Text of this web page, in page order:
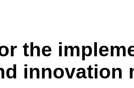
the
innovation